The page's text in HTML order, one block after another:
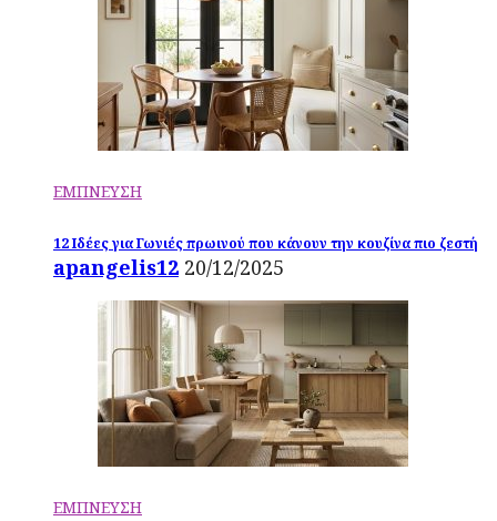
ΕΜΠΝΕΥΣΗ
12 Ιδέες για Γωνιές πρωινού που κάνουν την κουζίνα πιο ζεστή
apangelis12 20/12/2025
ΕΜΠΝΕΥΣΗ